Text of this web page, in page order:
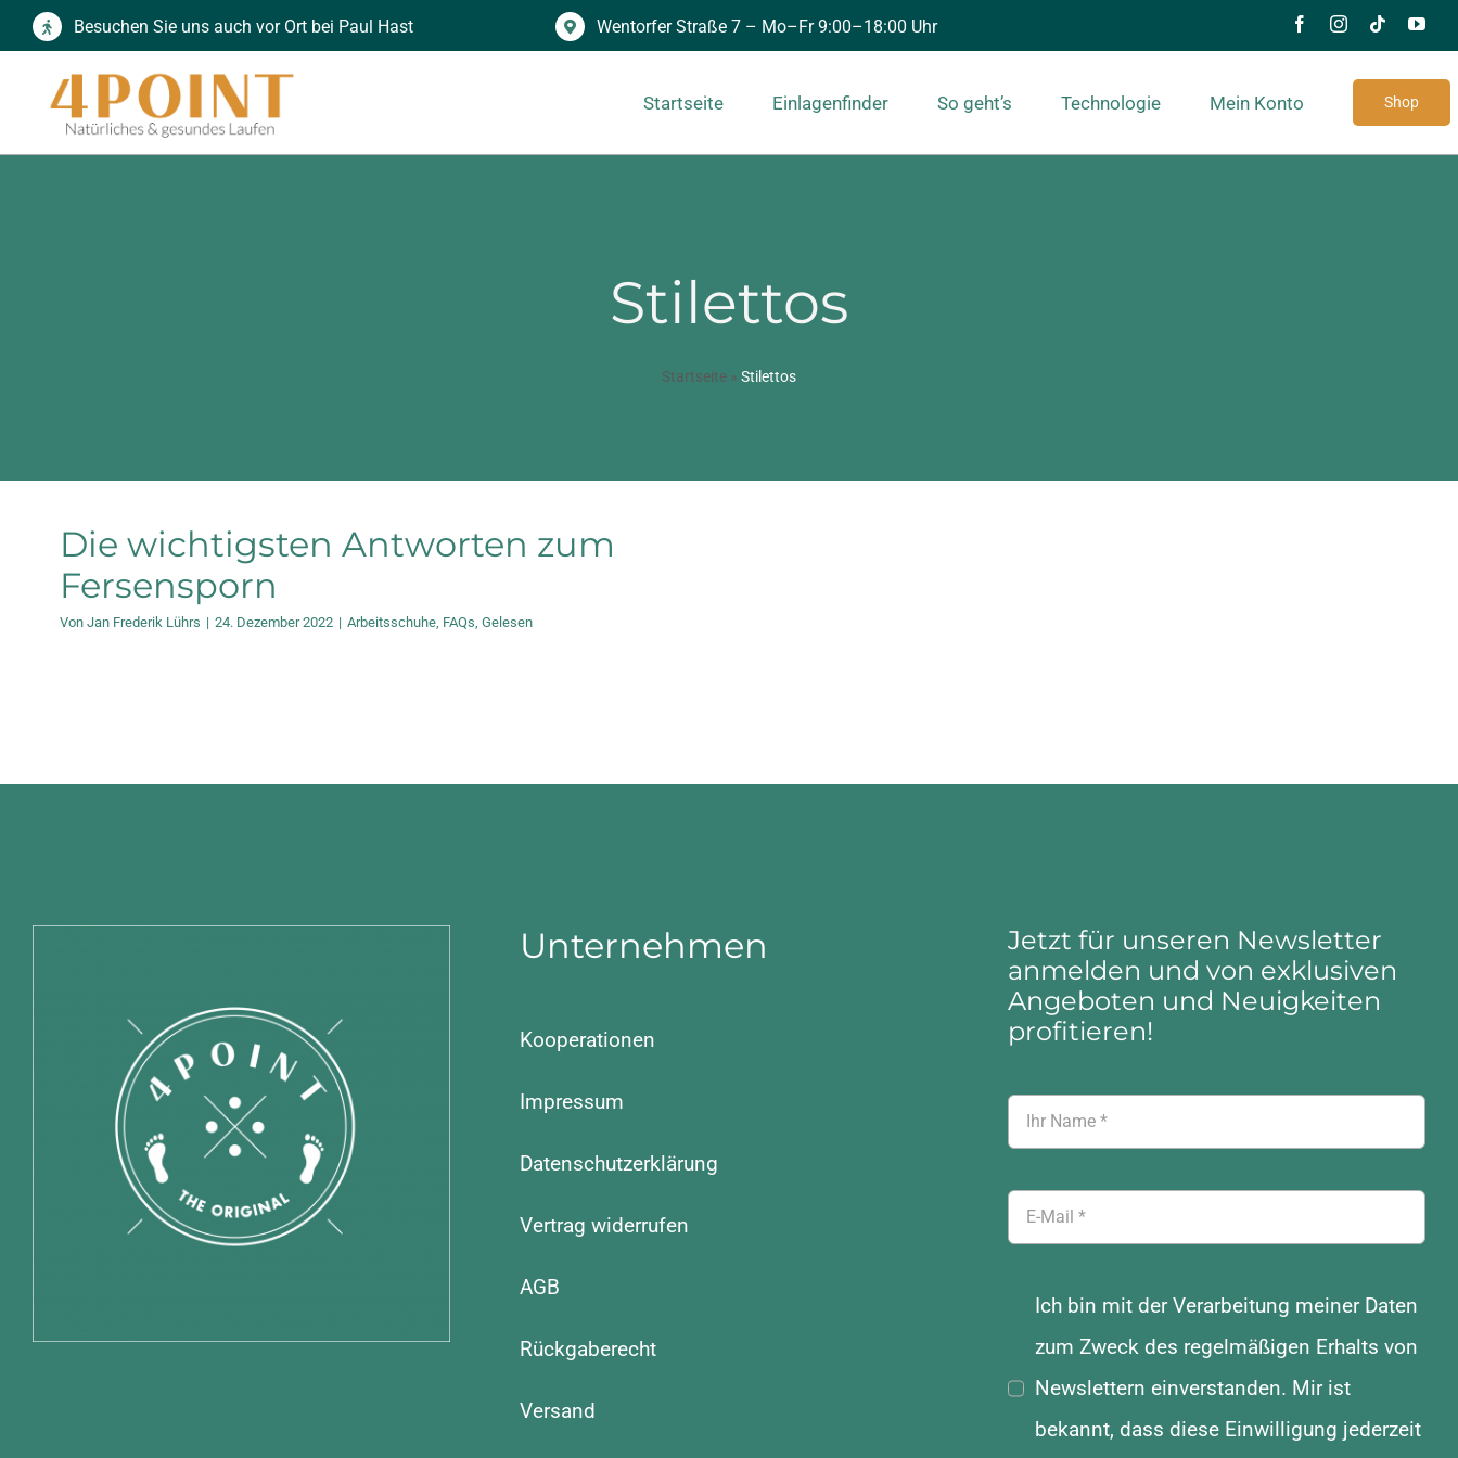
Zum
springen
Besuchen Sie uns auch vor Ort bei Paul Hast Wentorfer Straße 7 – Mo–Fr 9:00–18:00 Uhr
Startseite Einlagenfinder So geht’s Technologie Mein Konto Shop
Stilettos
Startseite » Stilettos
Die wichtigsten Antworten zum
Fersensporn
Von Jan Frederik Lührs | 24. Dezember 2022 | Arbeitsschuhe FAQs Gelesen
Unternehmen
Kooperationen
Impressum
Datenschutzerklärung
Vertrag widerrufen
AGB
Rückgaberecht
Versand
Jetzt für unseren Newsletter
anmelden und von exklusiven
Angeboten und Neuigkeiten
profitieren!
Ich bin mit der Verarbeitung meiner Daten
zum Zweck des regelmäßigen Erhalts von
Newslettern einverstanden. Mir ist
bekannt, dass diese Einwilligung jederzeit